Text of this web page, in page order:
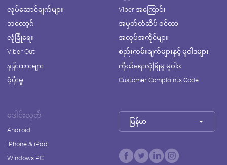
လုပ်ဆောင်ချက်များ
ဘလော့ဂ်
လုံခြုံရေး
Viber Out
နှုန်းထားများ
ပံ့ပိုးမှု
Viber အကြောင်း
အမှတ်တံဆိပ် စင်တာ
အလုပ်အကိုင်များ
စည်းကမ်းချက်များနှင့် မူဝါဒများ
ကိုယ်ရေးလုံခြုံမှု မူဝါဒ
Customer Complaints Code
ဒေါင်းလုတ်
Android
iPhone & iPad
Windows PC
မြန်မာ